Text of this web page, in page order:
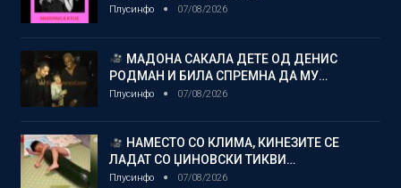
Плусинфо 07/08/2026
МАДОНА САКАЛА ДЕТЕ ОД ДЕНИС
РОДМАН И БИЛА СПРЕМНА ДА МУ…
Плусинфо 07/08/2026
НАМЕСТО СО КЛИМА, КИНЕЗИТЕ СЕ
ЛАДАТ СО ЏИНОВСКИ ТИКВИ…
Плусинфо 07/08/2026